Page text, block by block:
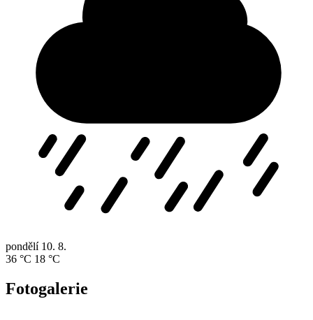
pondělí 10. 8.
36 °C 18 °C
Fotogalerie